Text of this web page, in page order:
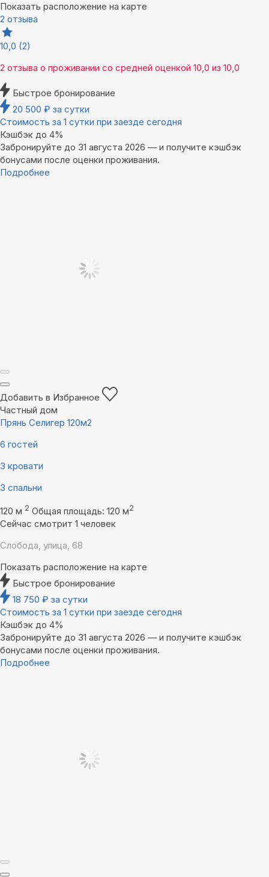
Показать расположение на карте
2 отзыва
10,0 (2)
2 отзыва о проживании со средней оценкой 10,0 из 10,0
Быстрое бронирование
20 500 ₽ за сутки
Стоимость за 1 сутки при заезде сегодня
Кэшбэк до 4%
Забронируйте до 31 августа 2026 — и получите кэшбэк
бонусами после оценки проживания.
Подробнее
Добавить в Избранное
Частный дом
Прянь Селигер 120м2
6 гостей
3 кровати
3 спальни
120 м 2 Общая площадь: 120 м2
Сейчас смотрит 1 человек
Слобода, улица, 68
Показать расположение на карте
Быстрое бронирование
18 750 ₽ за сутки
Стоимость за 1 сутки при заезде сегодня
Кэшбэк до 4%
Забронируйте до 31 августа 2026 — и получите кэшбэк
бонусами после оценки проживания.
Подробнее